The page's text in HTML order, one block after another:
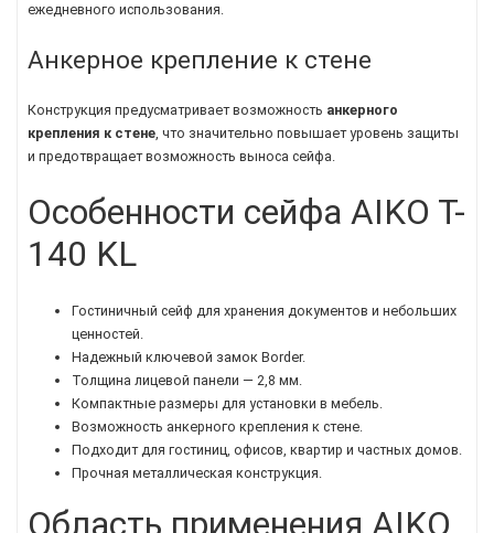
ежедневного использования.
Анкерное крепление к стене
Конструкция предусматривает возможность анкерного
крепления к стене, что значительно повышает уровень защиты
и предотвращает возможность выноса сейфа.
Особенности сейфа AIKO T-
140 KL
Гостиничный сейф для хранения документов и небольших
ценностей.
Надежный ключевой замок Border.
Толщина лицевой панели — 2,8 мм.
Компактные размеры для установки в мебель.
Возможность анкерного крепления к стене.
Подходит для гостиниц, офисов, квартир и частных домов.
Прочная металлическая конструкция.